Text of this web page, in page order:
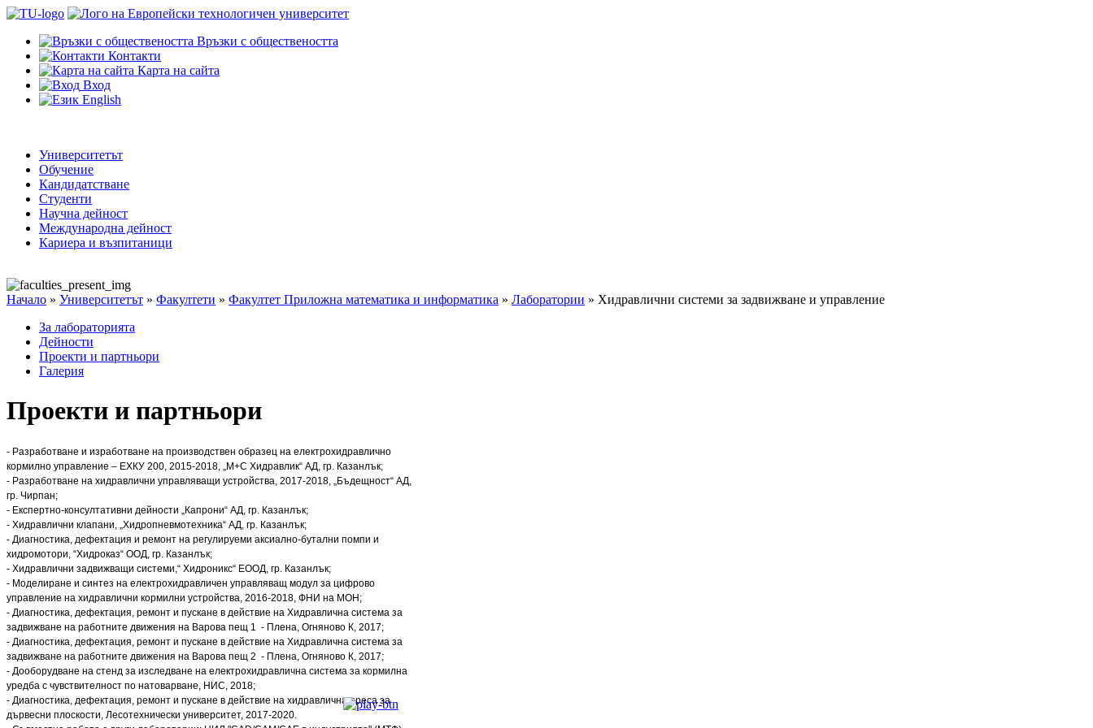
Връзки с обществеността
Контакти
Карта на сайта
Вход
English
Университетът
Обучение
Кандидатстване
Студенти
Научна дейност
Международна дейност
Кариера и възпитаници
Начало » Университетът » Факултети » Факултет Приложна математика и информатика » Лаборатории » Хидравлични системи за задвижване и управление
За лабораторията
Дейности
Проекти и партньори
Галерия
Проекти и партньори
- Разработване и изработване на производствен образец на електрохидравлично
кормилно управление – ЕХКУ 200, 2015-2018, „М+С Хидравлик“ АД, гр. Казанлък;
- Разработване на хидравлични управляващи устройства, 2017-2018, „Бъдещност“ АД,
гр. Чирпан;
- Експертно-консултативни дейности „Капрони“ АД, гр. Казанлък;
- Хидравлични клапани, „Хидропневмотехника“ АД, гр. Казанлък;
- Диагностика, дефектация и ремонт на регулируеми аксиално-бутални помпи и
хидромотори, “Хидроказ“ ООД, гр. Казанлък;
- Хидравлични задвижващи системи,“ Хидроникс“ ЕООД, гр. Казанлък;
- Моделиране и синтез на електрохидравличен управляващ модул за цифрово
управление на хидравлични кормилни устройства, 2016-2018, ФНИ на МОН;
- Диагностика, дефектация, ремонт и пускане в действие на Хидравлична система за
задвижване на работните движения на Варова пещ 1 - Плена, Огняново К, 2017;
- Диагностика, дефектация, ремонт и пускане в действие на Хидравлична система за
задвижване на работните движения на Варова пещ 2 - Плена, Огняново К, 2017;
- Дооборудване на стенд за изследване на електрохидравлична система за кормилна
уредба с чувствителност по натоварване, НИС, 2018;
- Диагностика, дефектация, ремонт и пускане в действие на хидравлична преса за
дървесни плоскости, Лесотехнически университет, 2017-2020.